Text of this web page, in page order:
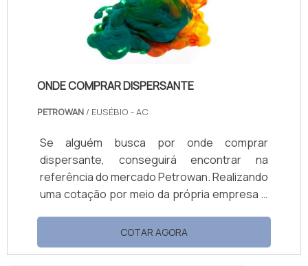
ONDE COMPRAR DISPERSANTE
PETROWAN / EUSÉBIO - AC
Se alguém busca por onde comprar
dispersante, conseguirá encontrar na
referência do mercado Petrowan. Realizando
uma cotação por meio da própria empresa e
Quando a busca é por onde comprar
dispersante, com a equipe da Petrowan o
COTAR AGORA